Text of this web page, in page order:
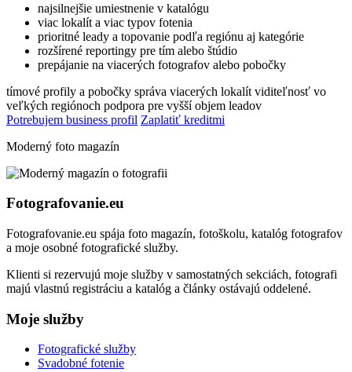
najsilnejšie umiestnenie v katalógu
viac lokalít a viac typov fotenia
prioritné leady a topovanie podľa regiónu aj kategórie
rozšírené reportingy pre tím alebo štúdio
prepájanie na viacerých fotografov alebo pobočky
tímové profily a pobočky správa viacerých lokalít viditeľnosť vo
veľkých regiónoch podpora pre vyšší objem leadov
Potrebujem business profil Zaplatiť kreditmi
Moderný foto magazín
Fotografovanie.eu
Fotografovanie.eu spája foto magazín, fotoškolu, katalóg fotografov
a moje osobné fotografické služby.
Klienti si rezervujú moje služby v samostatných sekciách, fotografi
majú vlastnú registráciu a katalóg a články ostávajú oddelené.
Moje služby
Fotografické služby
Svadobné fotenie